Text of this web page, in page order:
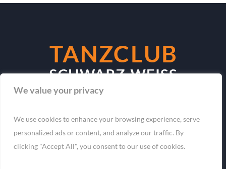
We value your privacy
We use cookies to enhance your browsing experience, serve
personalized ads or content, and analyze our traffic. By
clicking "Accept All", you consent to our use of cookies.
Datenschutzerklärung